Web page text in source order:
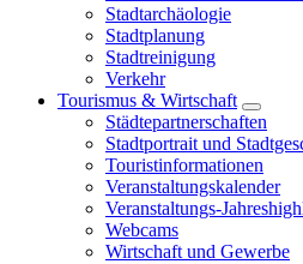
Stadtarchäologie
Stadtplanung
Stadtreinigung
Verkehr
Tourismus & Wirtschaft
Städtepartnerschaften
Stadtportrait und
Touristinformationen
Veranstaltungskalender
Veranstaltungs-
Webcams
Wirtschaft und Gewerbe